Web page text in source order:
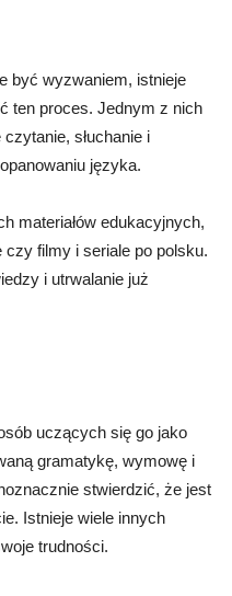
być wyzwaniem, istnieje
ten proces. Jednym z nich
słuchanie i
języka.
materiałów edukacyjnych,
filmy i seriale po polsku.
i utrwalanie już
uczących się go jako
gramatykę, wymowę i
stwierdzić, że jest
Istnieje wiele innych
trudności.